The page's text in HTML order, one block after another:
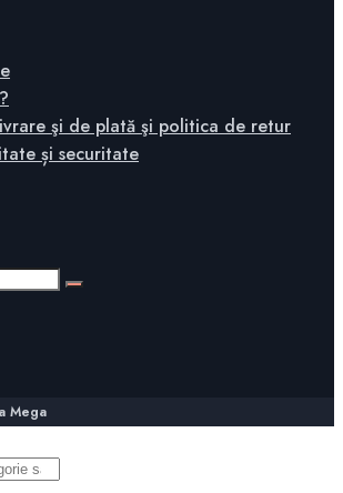
şi de plată şi politica de retur
și securitate
Mega